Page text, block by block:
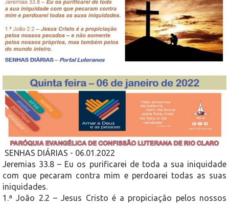
SENHAS DIÁRIAS - 06.01.2022
Jeremias 33.8 – Eu os purificarei de toda a sua iniquidade
com que pecaram contra mim e perdoarei todas as suas
iniquidades.
1.ª João 2.2 – Jesus Cristo é a propiciação pelos nossos